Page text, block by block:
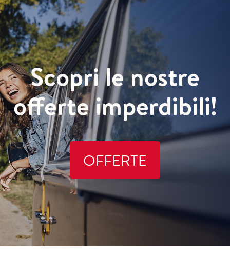
Scopri le nostre
offerte imperdibili!
OFFERTE